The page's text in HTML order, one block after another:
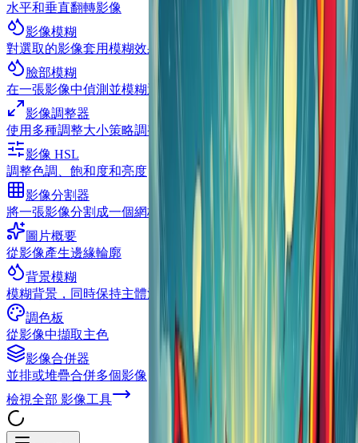
水平和垂直翻轉影像
影像模糊
對選取的影像套用模糊效果
臉部模糊
在一張影像中偵測並模糊選取的人臉
影像調整器
使用多種調整大小策略調整單一或批次影像的大小
影像 HSL
調整色調、飽和度和亮度
影像分割器
將一張影像分割成一個網格
圖片概要
從影像產生邊緣輪廓
背景模糊
模糊背景，同時保持主體清晰
調色板
從影像中擷取主色
影像合併器
並排或堆疊合併多個影像
檢視全部 影像工具